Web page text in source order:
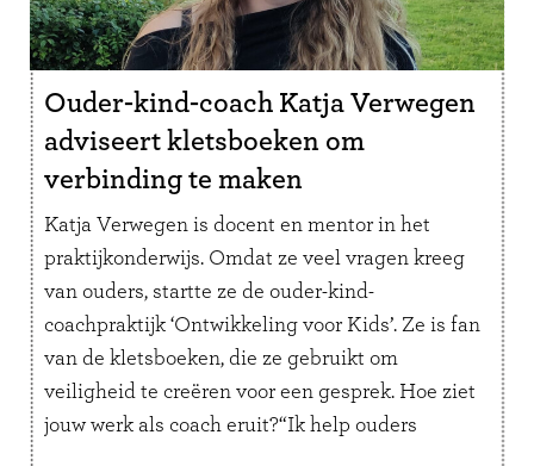
Ouder-kind-coach Katja Verwegen
adviseert kletsboeken om
verbinding te maken
Katja Verwegen is docent en mentor in het
praktijkonderwijs. Omdat ze veel vragen kreeg
van ouders, startte ze de ouder-kind-
coachpraktijk ‘Ontwikkeling voor Kids’. Ze is fan
van de kletsboeken, die ze gebruikt om
veiligheid te creëren voor een gesprek. Hoe ziet
jouw werk als coach eruit?“Ik help ouders